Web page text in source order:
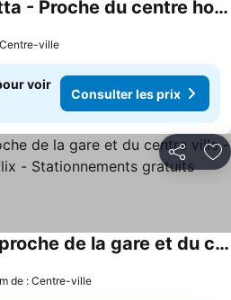
Le Boheme Terracotta - Proche du centre hospitalier
ville
voir
Consulter les prix
Partager
Logement à Brive - proche de la gare et du centre ville - Fibre internet - Netflix - Stationnements gratuits
de : Centre-ville